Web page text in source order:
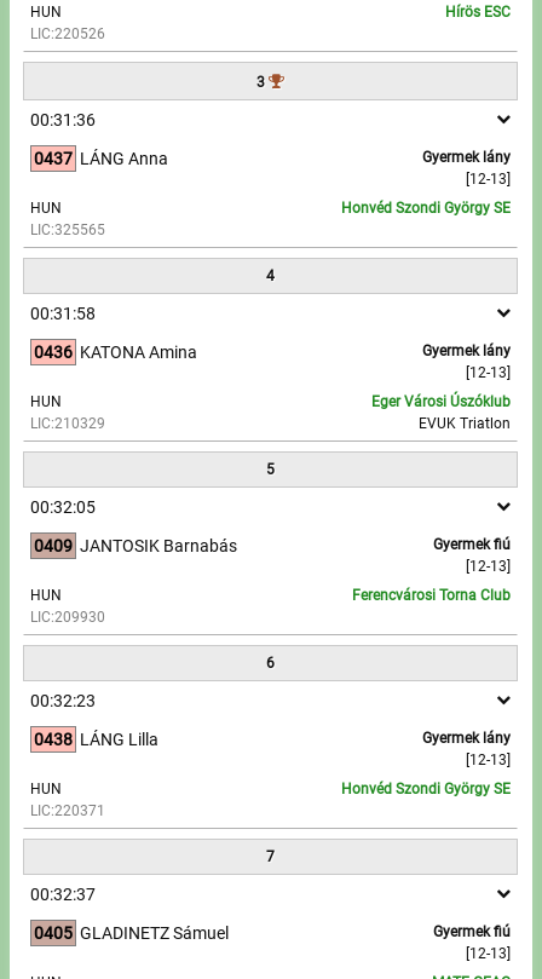
Írjon nekünk!
Partnerek, támogatók
Szállás ajánlatok
Impresszum
HUN
LIC:220526
Hírös ESC
3
00:31:36
0437
Gyermek lány
[12-13]
LÁNG Anna
HUN
LIC:325565
Honvéd Szondi György SE
4
00:31:58
0436
Gyermek lány
[12-13]
KATONA Amina
HUN
LIC:210329
Eger Városi Úszóklub
EVUK Triatlon
5
00:32:05
0409
Gyermek fiú
[12-13]
JANTOSIK Barnabás
HUN
LIC:209930
Ferencvárosi Torna Club
6
00:32:23
0438
Gyermek lány
[12-13]
LÁNG Lilla
HUN
LIC:220371
Honvéd Szondi György SE
7
00:32:37
0405
Gyermek fiú
[12-13]
GLADINETZ Sámuel